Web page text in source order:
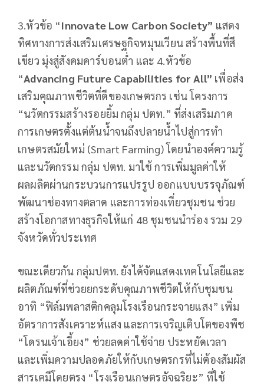
3.หัวข้อ “Innovate Low Carbon Society” แสดง
ทิศทางการส่งเสริมเศรษฐกิจหมุนเวียน สร้างพื้นที่สี
เขียว มุ่งสู่สังคมคาร์บอนต่ำ และ 4.หัวข้อ
“Advancing Future Capabilities for All” เพื่อส่ง
เสริมคุณภาพชีวิตที่ดีของเกษตรกร เช่น โครงการ
“นวัตกรรมสร้างรอยยิ้ม กลุ่ม ปตท.” ที่ส่งเสริมภาค
การเกษตรตั้งแต่ต้นน้ำจนถึงปลายน้ำไปสู่การทำ
เกษตรสมัยใหม่ (Smart Farming) โดยนำองค์ความรู้
และนวัตกรรม กลุ่ม ปตท. มาใช้ การเพิ่มมูลค่าให้
ผลผลิตผ่านกระบวนการแปรรูป ออกแบบบรรจุภัณฑ์
พัฒนาช่องทางตลาด และการท่องเที่ยวชุมชน ช่วย
สร้างโอกาสทางธุรกิจให้แก่ 48 ชุมชนนำร่อง รวม 29
จังหวัดทั่วประเทศ
ขณะเดียวกัน กลุ่มปตท. ยังได้จัดแสดงเทคโนโลยีและ
ผลิตภัณฑ์ที่ช่วยยกระดับคุณภาพชีวิตให้กับชุมชน
อาทิ “ฟิล์มพลาสติกคลุมโรงเรือนกระจายแสง” เพิ่ม
อัตราการสังเคราะห์แสง และการเจริญเติบโตของพืช
“โดรนเจ้าเอี้ยง” ช่วยลดค่าใช้จ่าย ประหยัดเวลา
และเพิ่มความปลอดภัยให้กับเกษตรกรที่ไม่ต้องสัมผัส
สารเคมีโดยตรง “โรงเรือนเกษตรอัจฉริยะ” ที่ใช้